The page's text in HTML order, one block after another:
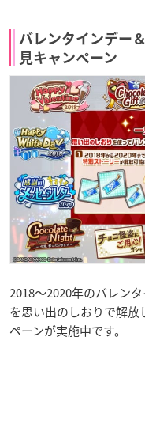
バレンタインデー
見キャンペーン
2018～2020年のバレン
を思い出のしおりで解
ペーンが実施中です。